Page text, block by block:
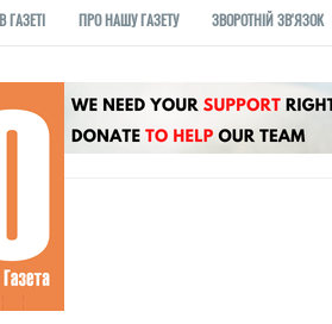
ГАЗЕТІ ПРО НАШУ ГАЗЕТУ ЗВОРОТНІЙ ЗВ'ЯЗОК